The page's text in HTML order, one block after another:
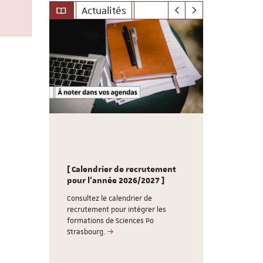
Actualités
[ Calendrier de recrutement
pour l'année 2026/2027 ]
Consultez le calendrier de
recrutement pour intégrer les
formations de Sciences Po
Strasbourg.